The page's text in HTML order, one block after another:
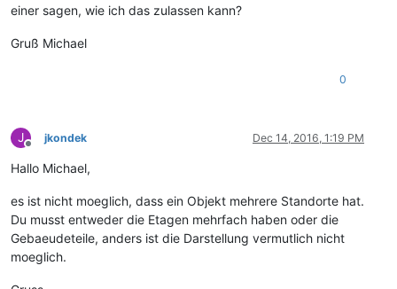
einer sagen, wie ich das zulassen kann?
Gruß Michael
0
J
Offline
jkondek Dec 14, 2016, 1:19 PM
Hallo Michael,
es ist nicht moeglich, dass ein Objekt mehrere Standorte hat.
Du musst entweder die Etagen mehrfach haben oder die
Gebaeudeteile, anders ist die Darstellung vermutlich nicht
moeglich.